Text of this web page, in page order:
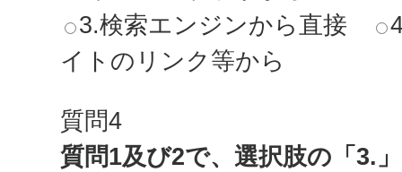
3.検索エンジンから直接
イトのリンク等から
質問4
質問1及び2で、選択肢の「3.